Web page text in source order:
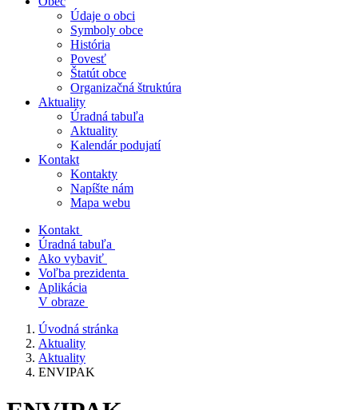
Údaje o obci
Symboly obce
História
Povesť
Štatút obce
Organizačná štruktúra
Aktuality
Úradná tabuľa
Aktuality
Kalendár podujatí
Kontakt
Kontakty
Napíšte nám
Mapa webu
Kontakt
Úradná tabuľa
Ako vybaviť
Voľba prezidenta
Aplikácia
V obraze
Úvodná stránka
Aktuality
Aktuality
ENVIPAK